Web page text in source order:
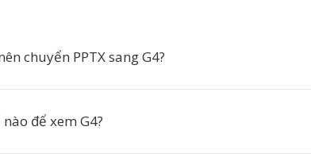
chuyển PPTX sang G4?
để xem G4?